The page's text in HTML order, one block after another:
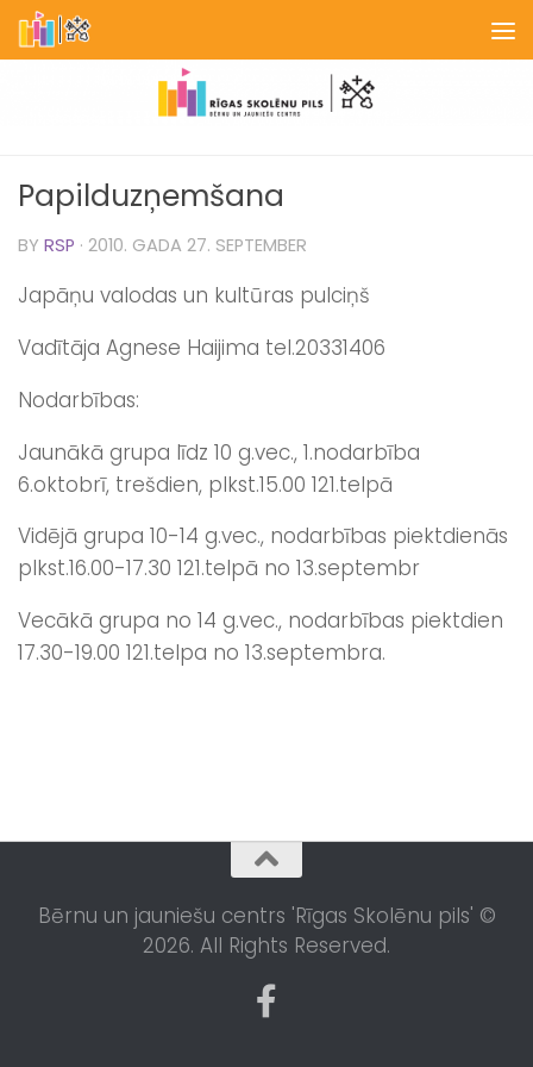
Skip to content
Papilduzņemšana
BY RSP · 2010. GADA 27. SEPTEMBER
Japāņu valodas un kultūras pulciņš
Vadītāja Agnese Haijima tel.20331406
Nodarbības:
Jaunākā grupa līdz 10 g.vec., 1.nodarbība
6.oktobrī, trešdien, plkst.15.00 121.telpā
Vidējā grupa 10-14 g.vec., nodarbības piektdienās
plkst.16.00-17.30 121.telpā no 13.septembr
Vecākā grupa no 14 g.vec., nodarbības piektdien
17.30-19.00 121.telpa no 13.septembra.
Bērnu un jauniešu centrs 'Rīgas Skolēnu pils' ©
2026. All Rights Reserved.